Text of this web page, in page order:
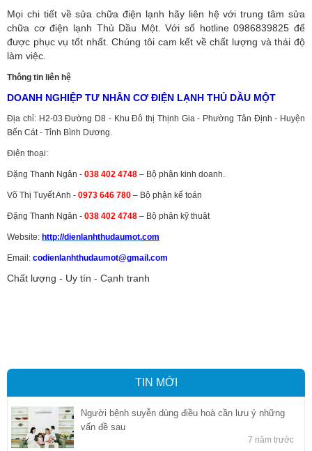
Mọi chi tiết về sửa chữa điện lạnh hãy liên hệ với trung tâm sửa
chữa cơ điện lạnh Thủ Dầu Một. Với số hotline 0986839825 để
được phục vụ tốt nhất. Chúng tôi cam kết về chất lượng và thái độ
làm việc.
Thông tin liên hệ
DOANH NGHIỆP TƯ NHÂN CƠ ĐIỆN LẠNH THỦ DẦU MỘT
Địa chỉ: H2-03 Đường D8 - Khu Đô thị Thịnh Gia - Phường Tân Định - Huyện
Bến Cát - Tỉnh Bình Dương.
Điện thoại:
Đặng Thanh Ngân - 038 402 4748 – Bộ phận kinh doanh.
Võ Thị Tuyết Anh - 0973 646 780 – Bộ phận kế toán
Đặng Thanh Ngân - 038 402 4748 – Bộ phận kỹ thuật
Website: http://dienlanhthudaumot.com
Email: codienlanhthudaumot@gmail.com
Chất lượng - Uy tín - Cạnh tranh
TIN MỚI
Người bệnh suyễn dùng điều hoà cần lưu ý những
vấn đề sau
7 năm trước